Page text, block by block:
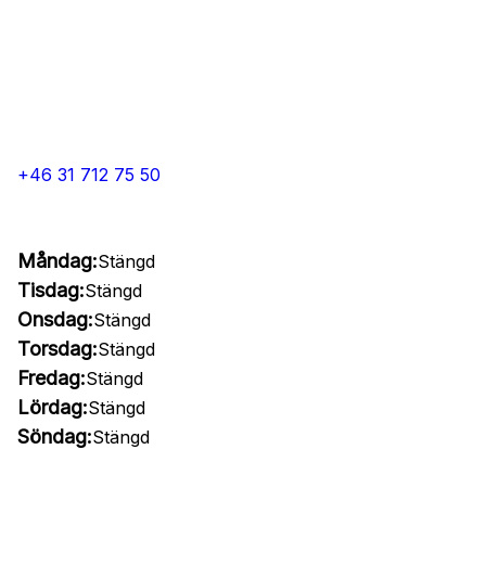
+46 31 712 75 50
Måndag:Stängd
Tisdag:Stängd
Onsdag:Stängd
Torsdag:Stängd
Fredag:Stängd
Lördag:Stängd
Söndag:Stängd